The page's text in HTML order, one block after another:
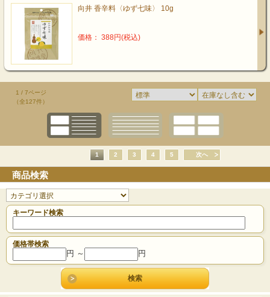
向井 香辛料〈ゆず七味〉 10g
価格： 388円(税込)
1 / 7ページ
（全127件）
1 2 3 4 5 次へ
商品検索
キーワード検索
価格帯検索
円 ～ 円